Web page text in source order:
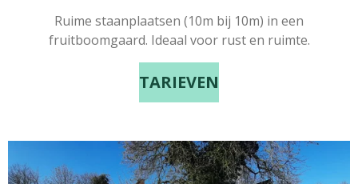
Ruime staanplaatsen (10m bij 10m) in een
fruitboomgaard. Ideaal voor rust en ruimte.
TARIEVEN